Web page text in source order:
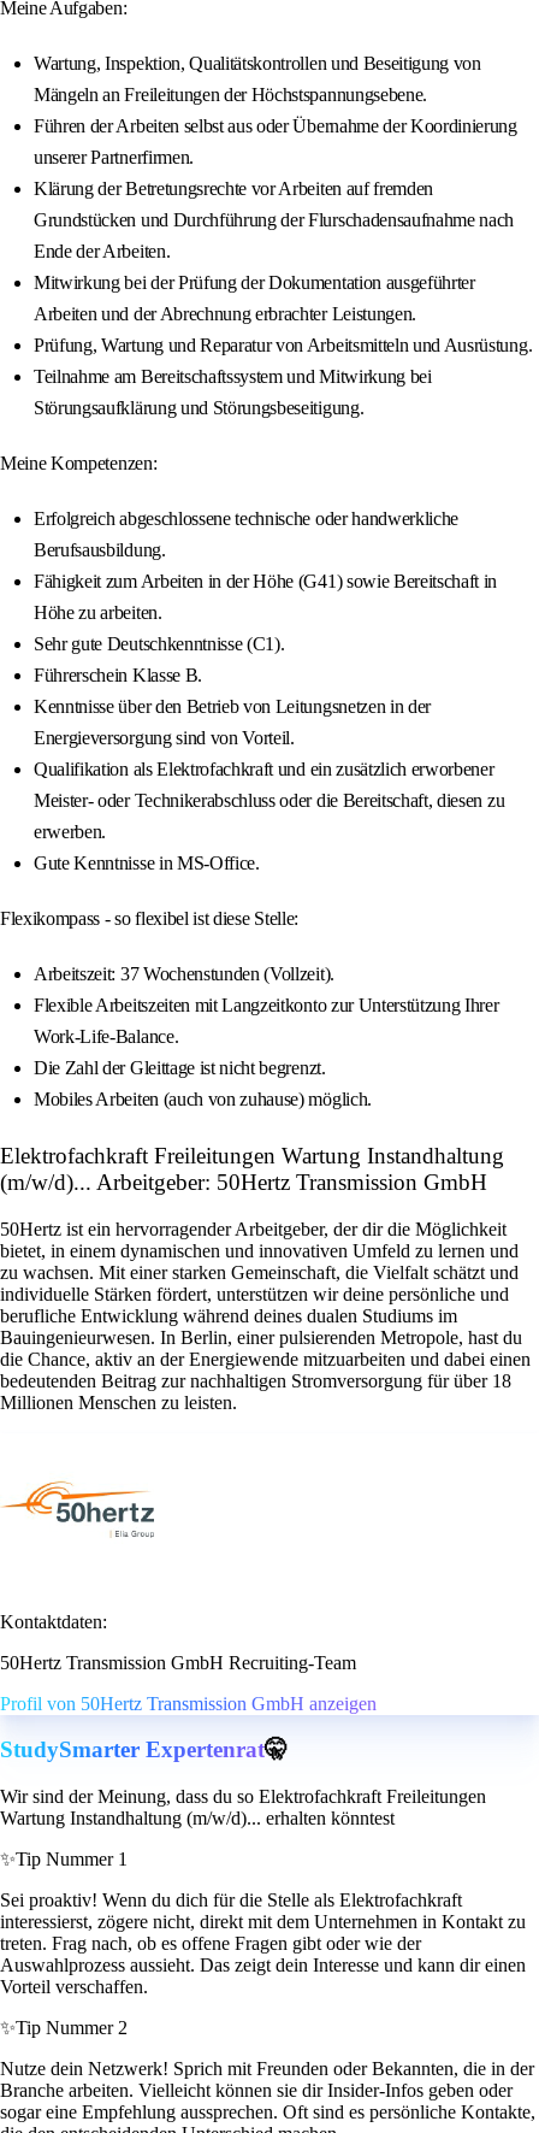
Meine Aufgaben:
Wartung, Inspektion, Qualitätskontrollen und Beseitigung von
Mängeln an Freileitungen der Höchstspannungsebene.
Führen der Arbeiten selbst aus oder Übernahme der Koordinierung
unserer Partnerfirmen.
Klärung der Betretungsrechte vor Arbeiten auf fremden
Grundstücken und Durchführung der Flurschadensaufnahme nach
Ende der Arbeiten.
Mitwirkung bei der Prüfung der Dokumentation ausgeführter
Arbeiten und der Abrechnung erbrachter Leistungen.
Prüfung, Wartung und Reparatur von Arbeitsmitteln und Ausrüstung.
Teilnahme am Bereitschaftssystem und Mitwirkung bei
Störungsaufklärung und Störungsbeseitigung.
Meine Kompetenzen:
Erfolgreich abgeschlossene technische oder handwerkliche
Berufsausbildung.
Fähigkeit zum Arbeiten in der Höhe (G41) sowie Bereitschaft in
Höhe zu arbeiten.
Sehr gute Deutschkenntnisse (C1).
Führerschein Klasse B.
Kenntnisse über den Betrieb von Leitungsnetzen in der
Energieversorgung sind von Vorteil.
Qualifikation als Elektrofachkraft und ein zusätzlich erworbener
Meister- oder Technikerabschluss oder die Bereitschaft, diesen zu
erwerben.
Gute Kenntnisse in MS-Office.
Flexikompass - so flexibel ist diese Stelle:
Arbeitszeit: 37 Wochenstunden (Vollzeit).
Flexible Arbeitszeiten mit Langzeitkonto zur Unterstützung Ihrer
Work-Life-Balance.
Die Zahl der Gleittage ist nicht begrenzt.
Mobiles Arbeiten (auch von zuhause) möglich.
Elektrofachkraft Freileitungen Wartung Instandhaltung
(m/w/d)... Arbeitgeber: 50Hertz Transmission GmbH
50Hertz ist ein hervorragender Arbeitgeber, der dir die Möglichkeit
bietet, in einem dynamischen und innovativen Umfeld zu lernen und
zu wachsen. Mit einer starken Gemeinschaft, die Vielfalt schätzt und
individuelle Stärken fördert, unterstützen wir deine persönliche und
berufliche Entwicklung während deines dualen Studiums im
Bauingenieurwesen. In Berlin, einer pulsierenden Metropole, hast du
die Chance, aktiv an der Energiewende mitzuarbeiten und dabei einen
bedeutenden Beitrag zur nachhaltigen Stromversorgung für über 18
Millionen Menschen zu leisten.
Kontaktdaten:
50Hertz Transmission GmbH Recruiting-Team
Profil von 50Hertz Transmission GmbH anzeigen
StudySmarter Expertenrat🤫
Wir sind der Meinung, dass du so Elektrofachkraft Freileitungen
Wartung Instandhaltung (m/w/d)... erhalten könntest
✨Tip Nummer 1
Sei proaktiv! Wenn du dich für die Stelle als Elektrofachkraft
interessierst, zögere nicht, direkt mit dem Unternehmen in Kontakt zu
treten. Frag nach, ob es offene Fragen gibt oder wie der
Auswahlprozess aussieht. Das zeigt dein Interesse und kann dir einen
Vorteil verschaffen.
✨Tip Nummer 2
Nutze dein Netzwerk! Sprich mit Freunden oder Bekannten, die in der
Branche arbeiten. Vielleicht können sie dir Insider-Infos geben oder
sogar eine Empfehlung aussprechen. Oft sind es persönliche Kontakte,